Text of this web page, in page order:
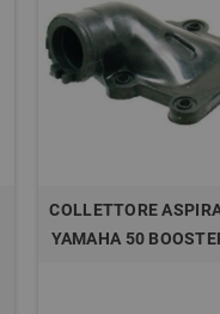
COLLETTORE
YAMAHA 50